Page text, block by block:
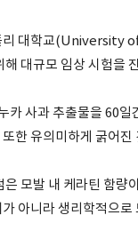
리 대학교(University
해 대규모 임상 시험을
카 사과 추출물을 60
한 유의미하게 굵어진
은 모발 내 케라틴 함량
아니라 생리학적으